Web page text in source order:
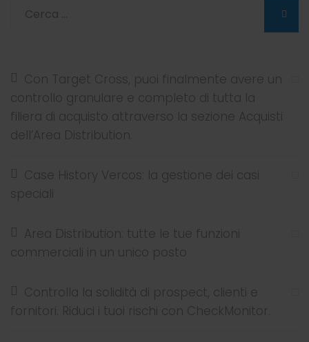
Con Target Cross, puoi finalmente avere un
controllo granulare e completo di tutta la
filiera di acquisto attraverso la sezione Acquisti
dell’Area Distribution.
Case History Vercos: la gestione dei casi
speciali
Area Distribution: tutte le tue funzioni
commerciali in un unico posto
Controlla la solidità di prospect, clienti e
fornitori. Riduci i tuoi rischi con CheckMonitor.